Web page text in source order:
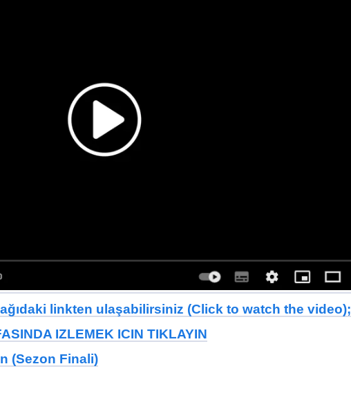
linkten ulaşabilirsiniz (Click to watch the video);
IZLEMEK ICIN TIKLAYIN
(Sezon Finali)